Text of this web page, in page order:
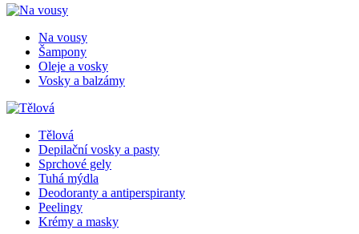
Na vousy
Šampony
Oleje a vosky
Vosky a balzámy
Tělová
Depilační vosky a pasty
Sprchové gely
Tuhá mýdla
Deodoranty a antiperspiranty
Peelingy
Krémy a masky